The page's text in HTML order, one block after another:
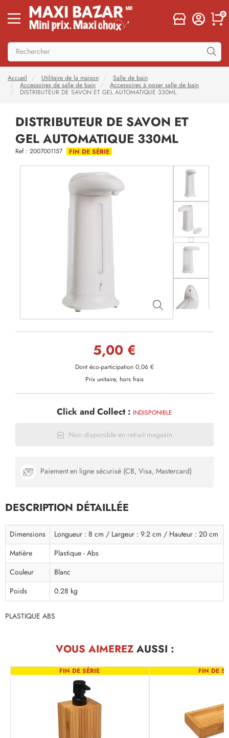
0
Accueil Utilitaire de la maison
Salle de bain
Accessoires de salle de bain
Accessoires à poser salle de bain
DISTRIBUTEUR DE SAVON ET GEL AUTOMATIQUE 330ML
DISTRIBUTEUR DE SAVON ET
GEL AUTOMATIQUE 330ML
Ref : 2007001157 FIN DE SÉRIE
5,00 €
Dont éco-participation 0,06 €
Prix unitaire, hors frais
Click and Collect : INDISPONIBLE
Non disponible en retrait magasin
Paiement en ligne sécurisé (CB, Visa, Mastercard)
DESCRIPTION DÉTAILLÉE
Dimensions
Longueur : 8 cm / Largeur : 9.2 cm / Hauteur : 20 cm
Matière
Plastique - Abs
Couleur
Blanc
Poids
0.28 kg
PLASTIQUE ABS
VOUS AIMEREZAUSSI :
FIN DE SÉRIE FIN DE